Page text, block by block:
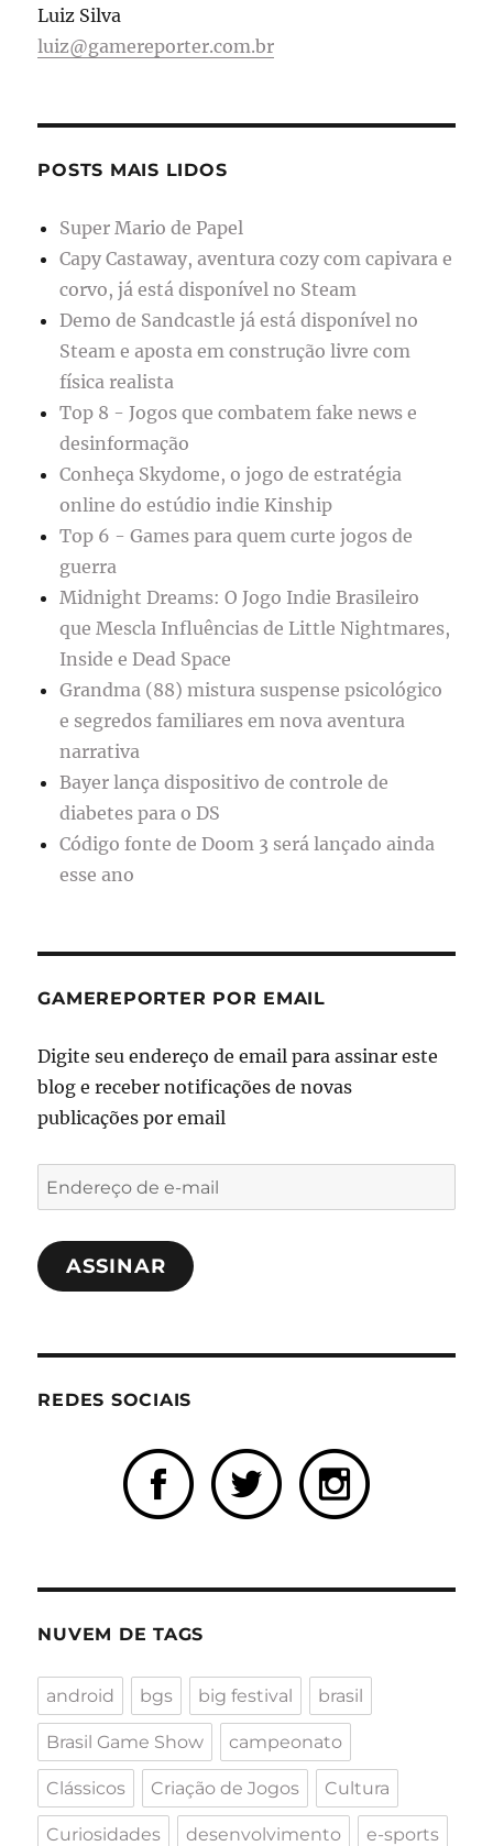
Luiz Silva
luiz@gamereporter.com.br
POSTS MAIS LIDOS
Super Mario de Papel
Capy Castaway, aventura cozy com capivara e
corvo, já está disponível no Steam
Demo de Sandcastle já está disponível no
Steam e aposta em construção livre com
física realista
Top 8 - Jogos que combatem fake news e
desinformação
Conheça Skydome, o jogo de estratégia
online do estúdio indie Kinship
Top 6 - Games para quem curte jogos de
guerra
Midnight Dreams: O Jogo Indie Brasileiro
que Mescla Influências de Little Nightmares,
Inside e Dead Space
Grandma (88) mistura suspense psicológico
e segredos familiares em nova aventura
narrativa
Bayer lança dispositivo de controle de
diabetes para o DS
Código fonte de Doom 3 será lançado ainda
esse ano
GAMEREPORTER POR EMAIL
Digite seu endereço de email para assinar este
blog e receber notificações de novas
publicações por email
Endereço
de
e-
mailASSINAR
REDES SOCIAIS
NUVEM DE TAGS
android bgs big festival brasil
Brasil Game Show campeonato
Clássicos Criação de Jogos Cultura
Curiosidades desenvolvimento e-sports